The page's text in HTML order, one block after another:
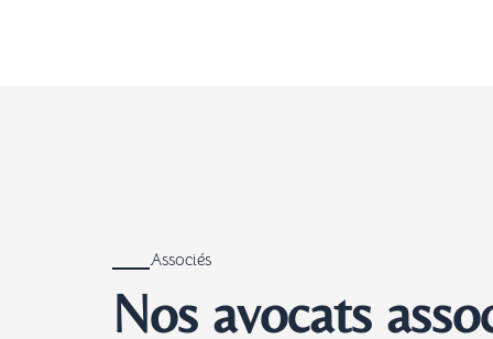
Associés
Nos avocats